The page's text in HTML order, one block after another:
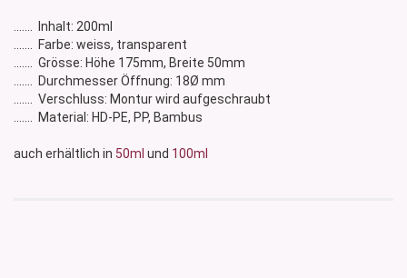
....... Inhalt: 200ml
....... Farbe: weiss, transparent
....... Grösse: Höhe 175mm, Breite 50mm
....... Durchmesser Öffnung: 18Ø mm
....... Verschluss: Montur wird aufgeschraubt
....... Material: HD-PE, PP, Bambus
auch erhältlich in 50ml und 100ml